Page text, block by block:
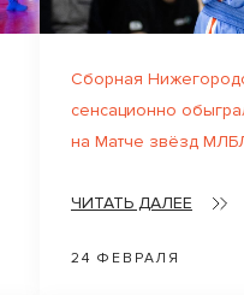
Сборная
сенсационно
на Матче звёзд
ЧИТАТЬ ДАЛЕЕ
24 ФЕВРАЛЯ